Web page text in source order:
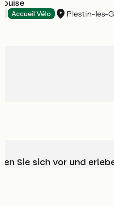
Accueil Vélo Plestin-les-
Sie sich vor und